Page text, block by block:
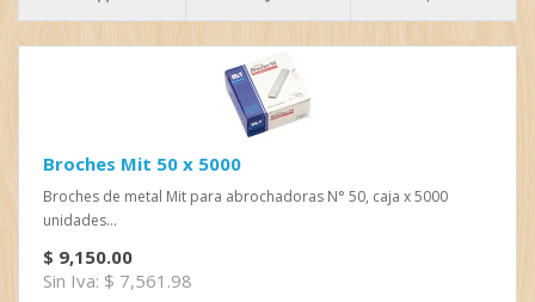
Broches Mit 50 x 5000
Broches de metal Mit para abrochadoras N° 50, caja x 5000
unidades...
$ 9,150.00
Sin Iva: $ 7,561.98